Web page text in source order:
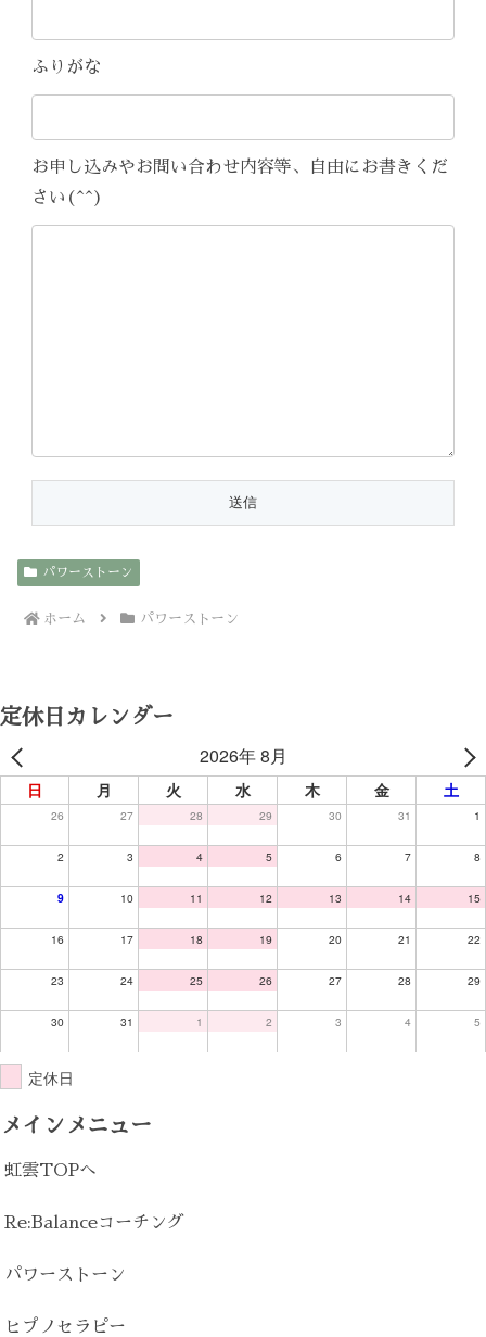
ふりがな
お申し込みやお問い合わせ内容等、自由にお書きくだ
さい(^^)
パワーストーン
ホーム パワーストーン
定休日カレンダー
2026年 8月
日 月 火 水 木 金 土
26 27 28 29 30 31 1
2 3 4 5 6 7 8
9 10 11 12 13 14 15
16 17 18 19 20 21 22
23 24 25 26 27 28 29
30 31 1 2 3 4 5
定休日
メインメニュー
虹雲TOPへ
Re:Balanceコーチング
パワーストーン
ヒプノセラピー